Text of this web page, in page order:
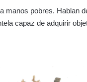
manos pobres. Hablan
capaz de adquirir